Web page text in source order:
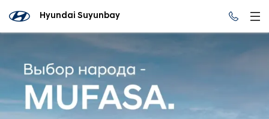
Hyundai Suyunbay